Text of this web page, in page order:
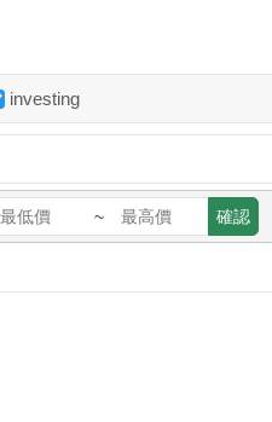
investing
~ 確認